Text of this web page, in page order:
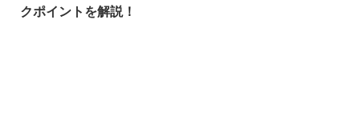
クポイントを解説！